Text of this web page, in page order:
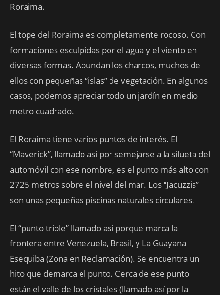
Roraima.
El tope del Roraima es completamente rocoso. Con
formaciones esculpidas por el agua y el viento en
diversas formas. Abundan los charcos, muchos de
ellos con pequeñas “islas” de vegetación. En algunos
casos, podemos apreciar todo un jardín en medio
metro cuadrado.
El Roraima tiene varios puntos de interés. El
“Maverick”, llamado así por semejarse a la silueta del
automóvil con ese nombre, es el punto más alto con
2725 metros sobre el nivel del mar. Los “Jacuzzis”
son unas pequeñas piscinas naturales circulares.
El “punto triple” llamado así porque marca la
frontera entre Venezuela, Brasil, y La Guayana
Esequiba (Zona en Reclamación). Se encuentra un
hito que demarca el punto. Cerca de ese punto
están el valle de los cristales (llamado así por la